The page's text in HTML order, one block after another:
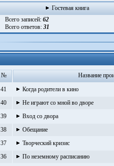
Гостевая книга
Всего записей: 62
Всего ответов: 31
№
Название
41
Когда родители в кино
40
Не играют со мной во дворе
39
Вход со двора
38
Обещание
37
Творческий кризис
36
По неземному расписанию